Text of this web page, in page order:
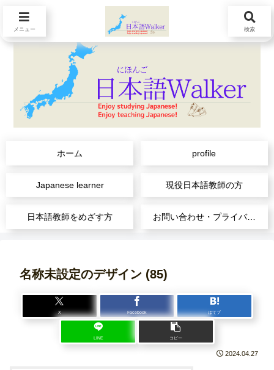
ホーム profile
Japanese learner 現役日本語教師の方
日本語教師をめざす方 お問い合わせ・プライバシーポリシー
名称未設定のデザイン (85)
X Facebook はてブ
LINE コピー
2024.04.27
メニュー 検索